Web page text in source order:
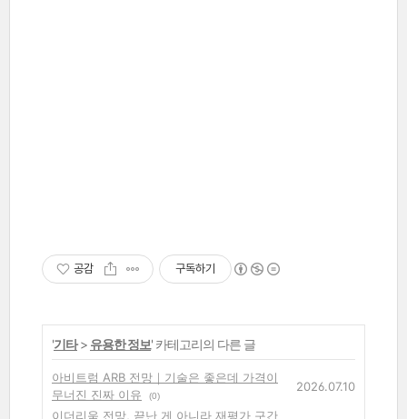
공감 구독하기
'기타> 유용한 정보' 카테고리의 다른 글
아비트럼 ARB 전망｜기술은 좋은데 가격이
무너진 진짜 이유
(0)
2026.07.10
이더리움 전망, 끝난 게 아니라 재평가 구간